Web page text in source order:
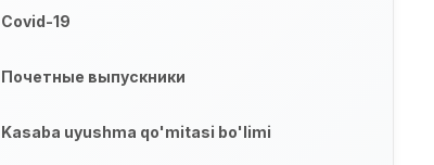
Covid-19
Почетные выпускники
Kasaba uyushma qo'mitasi bo'limi